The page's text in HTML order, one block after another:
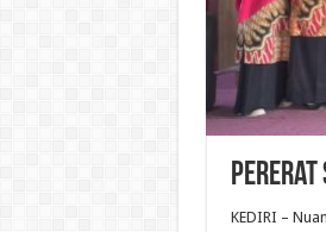
Pererat
​KEDIRI –